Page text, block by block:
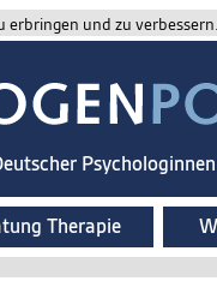
und zu
Therapie